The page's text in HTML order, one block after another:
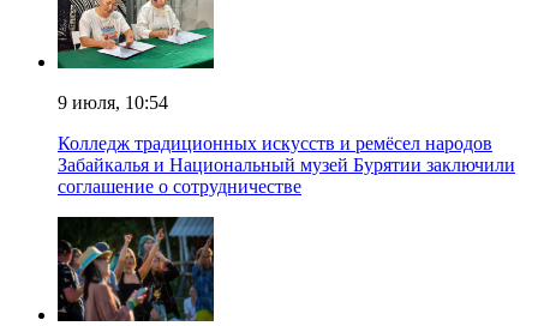
9 июля, 10:54
Колледж традиционных искусств и ремёсел народов
Забайкалья и Национальный музей Бурятии заключили
соглашение о сотрудничестве